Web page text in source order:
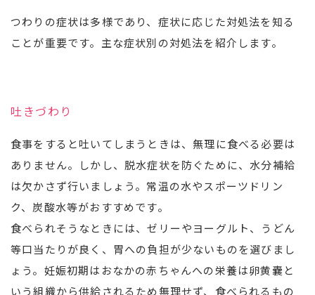
つわりの症状は多様であり、症状に応じた対処法を知る
ことが重要です。主な症状別の対処法を紹介します。
吐きづわり
食事をすると吐いてしまうときは、無理に食べる必要は
ありません。しかし、脱水症状を防ぐために、水分補給
は欠かさず行いましょう。常温の水やスポーツドリン
ク、炭酸水等がおすすめです。
食べられそうなときには、ゼリーやヨーグルト、うどん
等口当たりが良く、胃への負担が少ないものを選びまし
ょう。妊娠初期はおなかの赤ちゃんへの栄養は卵黄嚢と
いう組織から供給されるため無理せず、食べられるもの